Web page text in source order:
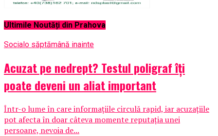
Ultimile Noutăți din Prahova
Social o săptămână inainte
Acuzat pe nedrept? Testul poligraf îţi
poate deveni un aliat important
Într-o lume în care informațiile circulă rapid, iar acuzațiile
pot afecta în doar câteva momente reputația unei
persoane, nevoia de...